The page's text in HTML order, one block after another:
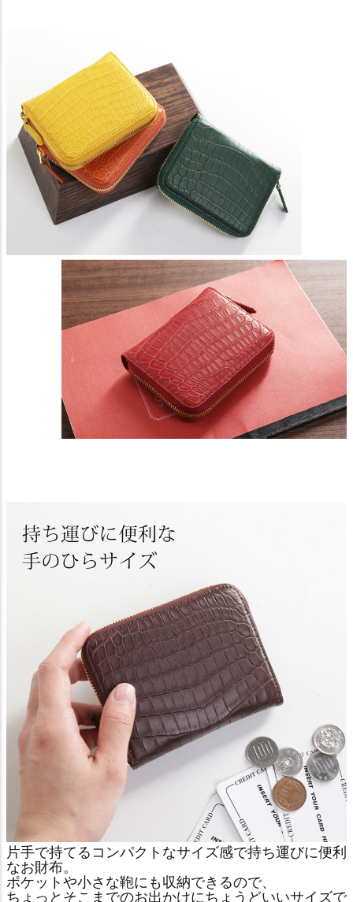
片手で持てるコンパクトなサイズ感で持ち運びに便利
なお財布。
ポケットや小さな鞄にも収納できるので、
ちょっとそこまでのお出かけにちょうどいいサイズで